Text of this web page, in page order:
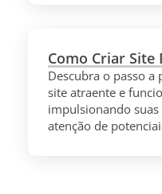
Como Criar
Descubra o passo a
site atraente e
impulsionando
atenção de